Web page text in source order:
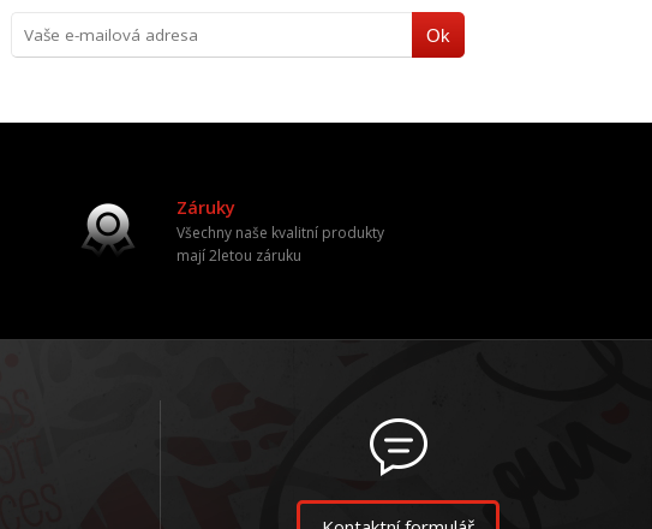
Ok
Záruky
Všechny naše kvalitní produkty
mají 2letou záruku